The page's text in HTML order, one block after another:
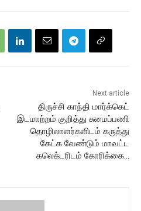
Next article
திருச்சி காந்தி மார்க்கெட்
இடமாற்றம் குறித்து சுமைப்பணி
தொழிலாளர்களிடம் கருத்து
கேட்க வேண்டும் மாவட்ட
கலெக்டரிடம் கோரிக்கை…